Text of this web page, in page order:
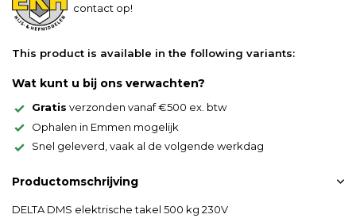
contact op!
This product is available in the following variants:
Wat kunt u bij ons verwachten?
Gratis verzonden vanaf €500 ex. btw
Ophalen in Emmen mogelijk
Snel geleverd, vaak al de volgende werkdag
Productomschrijving
DELTA DMS elektrische takel 500 kg 230V